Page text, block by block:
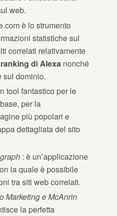
web.
è lo strumento
statistiche sul
correlati relativamente
ranking di Alexa nonché
sul dominio.
tool fantastico per le
per la
più popolari e
dettagliata del sito
: è un’applicazione
la quale è possibile
tra siti web correlati.
Marketing e McAnrin
la perfetta